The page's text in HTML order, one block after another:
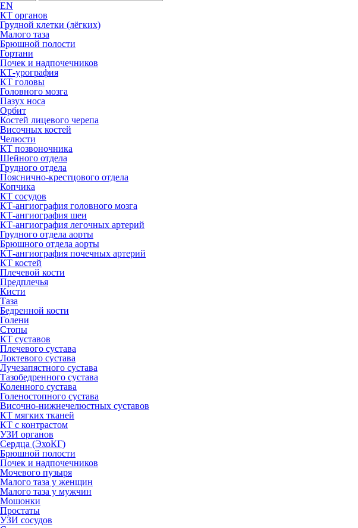
EN
КТ органов
Грудной клетки (лёгких)
Малого таза
Брюшной полости
Гортани
Почек и надпочечников
КТ-урография
КТ головы
Головного мозга
Пазух носа
Орбит
Костей лицевого черепа
Височных костей
Челюсти
КТ позвоночника
Шейного отдела
Грудного отдела
Пояснично-крестцового отдела
Копчика
КТ сосудов
КТ-ангиография головного мозга
КТ-ангиография шеи
КТ-ангиография легочных артерий
Грудного отдела аорты
Брюшного отдела аорты
КТ-ангиография почечных артерий
КТ костей
Плечевой кости
Предплечья
Кисти
Таза
Бедренной кости
Голени
Стопы
КТ суставов
Плечевого сустава
Локтевого сустава
Лучезапястного сустава
Тазобедренного сустава
Коленного сустава
Голеностопного сустава
Височно-нижнечелюстных суставов
КТ мягких тканей
КТ с контрастом
УЗИ органов
Сердца (ЭхоКГ)
Брюшной полости
Почек и надпочечников
Мочевого пузыря
Малого таза у женщин
Малого таза у мужчин
Мошонки
Простаты
УЗИ сосудов